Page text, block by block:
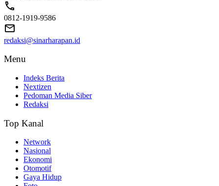
0812-1919-9586
redaksi@sinarharapan.id
Menu
Indeks Berita
Nextizen
Pedoman Media Siber
Redaksi
Top Kanal
Network
Nasional
Ekonomi
Otomotif
Gaya Hidup